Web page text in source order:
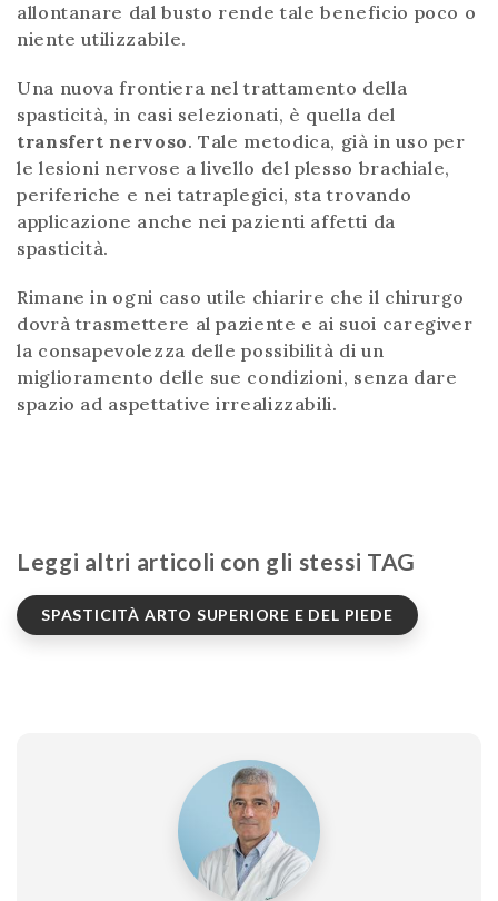
allontanare dal busto rende tale beneficio poco o
niente utilizzabile.
Una nuova frontiera nel trattamento della
spasticità, in casi selezionati, è quella del
transfert nervoso. Tale metodica, già in uso per
le lesioni nervose a livello del plesso brachiale,
periferiche e nei tatraplegici, sta trovando
applicazione anche nei pazienti affetti da
spasticità.
Rimane in ogni caso utile chiarire che il chirurgo
dovrà trasmettere al paziente e ai suoi caregiver
la consapevolezza delle possibilità di un
miglioramento delle sue condizioni, senza dare
spazio ad aspettative irrealizzabili.
Leggi altri articoli con gli stessi TAG
SPASTICITÀ ARTO SUPERIORE E DEL PIEDE